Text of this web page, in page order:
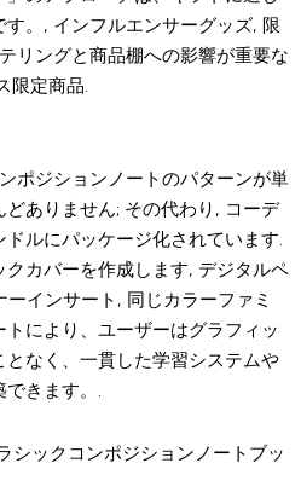
。, インフルエンサーグッズ, 限
リングと商品棚への影響が重要な
限定商品.
ポジションノートのパターンが単
ありません; その代わり, コーデ
ルにパッケージ化されています.
カバーを作成します, デジタルペ
インサート, 同じカラーファミ
により、ユーザーはグラフィッ
なく、一貫した学習システムや
できます。.
シックコンポジションノートブッ